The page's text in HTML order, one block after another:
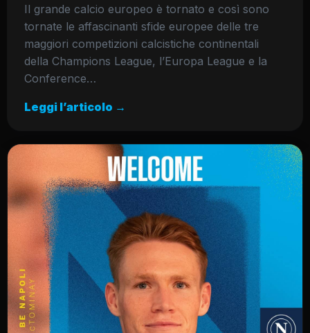
Il grande calcio europeo è tornato e così sono
tornate le affascinanti sfide europee delle tre
maggiori competizioni calcistiche continentali
della Champions League, l’Europa League e la
Conference…
Leggi l’articolo →